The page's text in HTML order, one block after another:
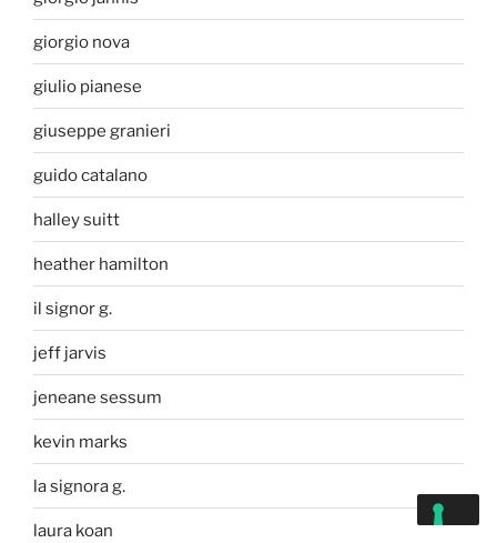
giorgio nova
giulio pianese
giuseppe granieri
guido catalano
halley suitt
heather hamilton
il signor g.
jeff jarvis
jeneane sessum
kevin marks
la signora g.
laura koan